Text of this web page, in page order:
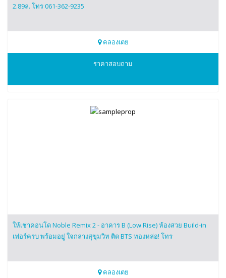
0613629235
2.89ล. โทร 061-362-9235
คลองเตย
ราคาสอบถาม
ให้เช่าคอนโด Noble Remix 2 - อาคาร B (Low Rise) ห้องสวย Build-in
เฟอร์ครบ พร้อมอยู่ ใจกลางสุขุมวิท ติด BTS ทองหล่อ! โทร
คลองเตย